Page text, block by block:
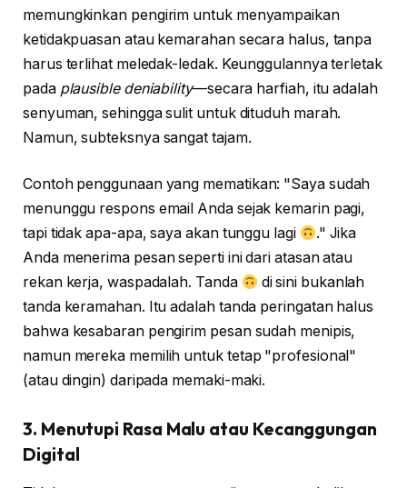
memungkinkan pengirim untuk menyampaikan
ketidakpuasan atau kemarahan secara halus, tanpa
harus terlihat meledak-ledak. Keunggulannya terletak
pada plausible deniability—secara harfiah, itu adalah
senyuman, sehingga sulit untuk dituduh marah.
Namun, subteksnya sangat tajam.
Contoh penggunaan yang mematikan: "Saya sudah
menunggu respons email Anda sejak kemarin pagi,
tapi tidak apa-apa, saya akan tunggu lagi
." Jika
Anda menerima pesan seperti ini dari atasan atau
rekan kerja, waspadalah. Tanda
di sini bukanlah
tanda keramahan. Itu adalah tanda peringatan halus
bahwa kesabaran pengirim pesan sudah menipis,
namun mereka memilih untuk tetap "profesional"
(atau dingin) daripada memaki-maki.
3. Menutupi Rasa Malu atau Kecanggungan
Digital